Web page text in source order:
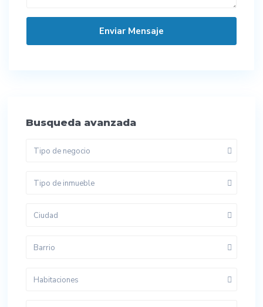
Busqueda avanzada
Tipo de negocio
Tipo de inmueble
Ciudad
Barrio
Habitaciones